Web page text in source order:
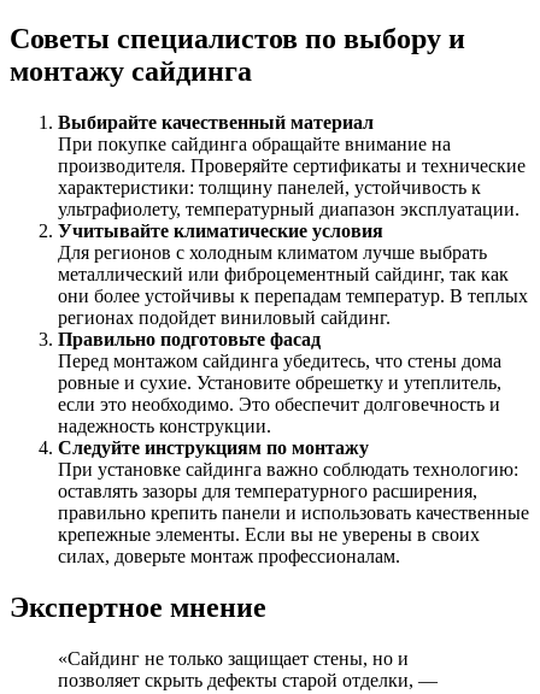
Советы специалистов по выбору и
монтажу сайдинга
Выбирайте качественный материал
При покупке сайдинга обращайте внимание на
производителя. Проверяйте сертификаты и технические
характеристики: толщину панелей, устойчивость к
ультрафиолету, температурный диапазон эксплуатации.
Учитывайте климатические условия
Для регионов с холодным климатом лучше выбрать
металлический или фиброцементный сайдинг, так как
они более устойчивы к перепадам температур. В теплых
регионах подойдет виниловый сайдинг.
Правильно подготовьте фасад
Перед монтажом сайдинга убедитесь, что стены дома
ровные и сухие. Установите обрешетку и утеплитель,
если это необходимо. Это обеспечит долговечность и
надежность конструкции.
Следуйте инструкциям по монтажу
При установке сайдинга важно соблюдать технологию:
оставлять зазоры для температурного расширения,
правильно крепить панели и использовать качественные
крепежные элементы. Если вы не уверены в своих
силах, доверьте монтаж профессионалам.
Экспертное мнение
«Сайдинг не только защищает стены, но и
позволяет скрыть дефекты старой отделки, —